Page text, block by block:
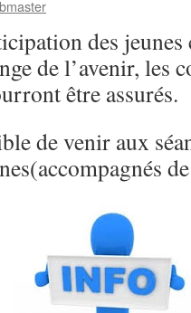
des
de l’avenir, les
être assurés.
de venir aux